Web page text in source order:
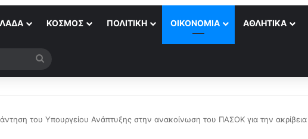
ΚΌΣΜΟΣ ΠΟΛΙΤΙΚΉ ΟΙΚΟΝΟΜΊΑ ΑΘΛΗΤΙΚΆ
για
του Υπουργείου Ανάπτυξης στην ανακοίνωση του ΠΑΣΟΚ για την ακρίβεια